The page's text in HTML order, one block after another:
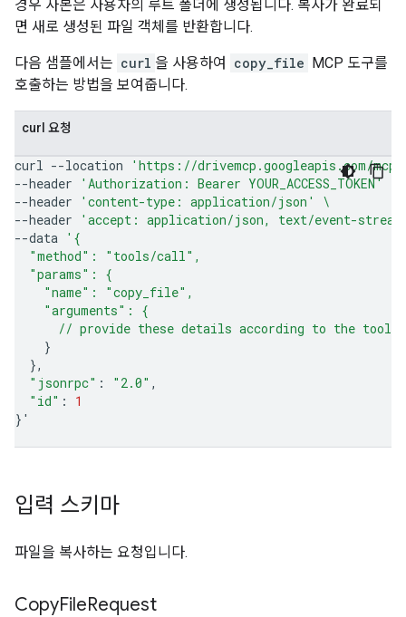
경우 사본은 사용자의 루트 폴더에 생성됩니다. 복사가 완료되
면 새로 생성된 파일 객체를 반환합니다.
다음 샘플에서는 curl 을 사용하여 copy_file MCP 도구를
호출하는 방법을 보여줍니다.
curl 요청
curl --location
'https://drivemcp.googleapis.com/
--header
'Authorization: Bearer YOUR_ACCESS_TOKEN'
--header
'content-type: application/json'
\
--header
'accept: application/json, text/event-
--data '{
  "method": "tools/call",
  "params": {
    "name": "copy_file",
    "arguments": {
      // provide these details according to the tool'
}
}
"jsonrpc" : "2.0"
"id" :
1
} '
입력 스키마
파일을 복사하는 요청입니다.
CopyFileRequest